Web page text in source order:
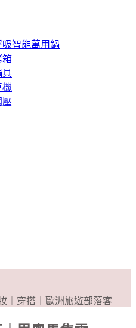
吸智能萬用鍋
箱
具
機
壓
｜穿搭｜歐洲旅遊部落客